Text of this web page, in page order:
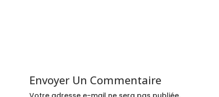
Envoyer Un Commentaire